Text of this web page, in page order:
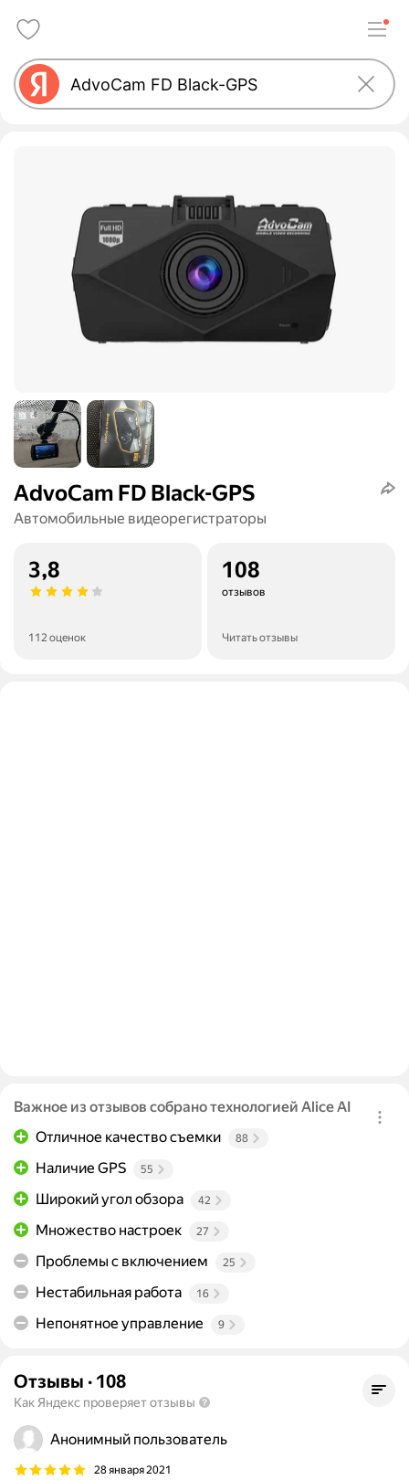
AdvoCam FD Black-GPS
Автомобильные видеорегистраторы
3,8
112 оценок
108
отзывов
Читать отзывы
Важное из отзывов собрано технологией Alice AI
Отличное качество съемки
88
Наличие GPS 55
Широкий угол обзора 42
Множество настроек 27
Проблемы с включением 25
Нестабильная работа 16
Непонятное управление 9
Отзывы · 108
Как Яндекс проверяет отзывы
Анонимный пользователь
28 января 2021